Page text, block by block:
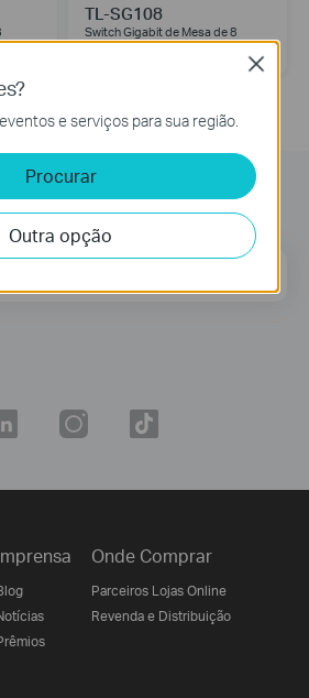
TL-SG108
Switch Gigabit de Mesa de 8
Portas
Onde Comprar
Parceiros Lojas Online
Revenda e Distribuição
e serviços para sua região.
Procurar
Outra opção
Close